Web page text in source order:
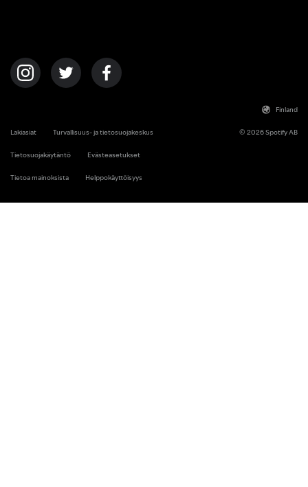
Finland
Lakiasiat Turvallisuus‑ ja tietosuojakeskus
Tietosuojakäytäntö Evästeasetukset
Tietoa mainoksista Helppokäyttöisyys
© 2026 Spotify AB